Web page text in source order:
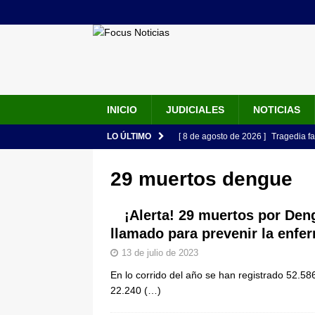
INICIO JUDICIALES NOTICIAS
LO ÚLTIMO [ 8 de agosto de 2026 ] Tragedia
[ 8 de agosto de 2026 ] Estos son
cargos y perfiles LO ÚLTIMO
[ 8 de agosto de 2026 ] Primera
son los nombres conocidos
[ 8 de agosto de 2026 ] Estados
29 muertos dengue
¡Alerta! 29 muertos por
llamado para prevenir la
13 de julio de 2023
En lo corrido del año se han registrado
22.240 (…)